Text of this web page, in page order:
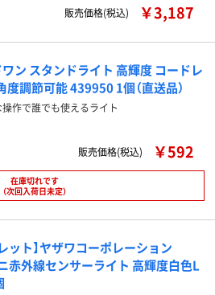
販売価格(税込)
￥3,187
ワン スタンドライト 高輝度 コードレ
度調節可能 439950 1個（直送品）
作で誰でも使えるライト
販売価格(税込) ￥592
在庫切れです
（次回入荷日未定）
ット】ヤザワコーポレーション
赤外線センサーライト 高輝度白色L